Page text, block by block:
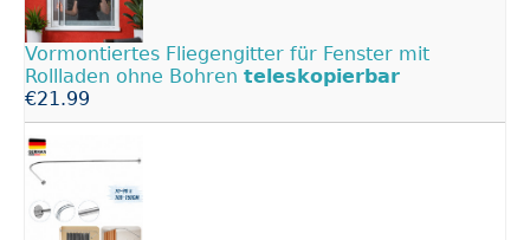
Vormontiertes Fliegengitter für Fenster mit
Rollladen ohne Bohren teleskopierbar
€21.99